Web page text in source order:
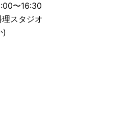
〜16:30
スタジオ
)